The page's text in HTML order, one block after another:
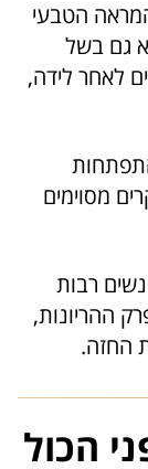
הטבעי
גם בשל
לאחר לידה,
17–18 אך במקרים מסוימים
רבות
ההריונות,
החזה.
הכול